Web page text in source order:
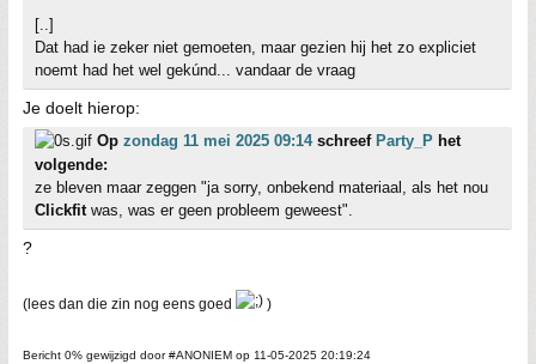
[..]
Dat had ie zeker niet gemoeten, maar gezien hij het zo expliciet
noemt had het wel gekúnd... vandaar de vraag
Je doelt hierop:
Op zondag 11 mei 2025 09:14schreef Party_P het
volgende:
ze bleven maar zeggen "ja sorry, onbekend materiaal, als het nou
Clickfitwas, was er geen probleem geweest".
?
(lees dan die zin nog eens goed )
Bericht 0% gewijzigd door #ANONIEM op 11-05-2025 20:19:24